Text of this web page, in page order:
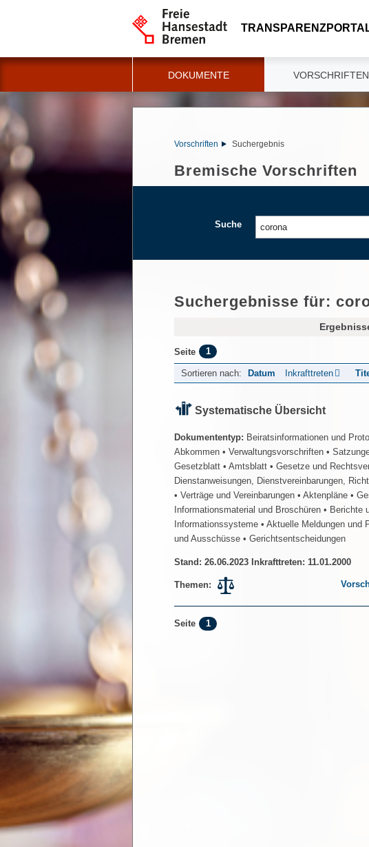
DOKUMENTE VORSCHRIFTEN
Vorschriften Suchergebnis
Bremische Vorschriften
Suche
Suchergebnisse für:
Seite 1
Sortieren nach: Datum Inkrafttreten
Systematische Übersicht
Dokumententyp: Beiratsinformationen und
Abkommen • Verwaltungsvorschriften •
Gesetzblatt • Amtsblatt • Gesetze und
Dienstanweisungen, Dienstvereinbarungen,
• Verträge und Vereinbarungen • Aktenpläne •
Informationsmaterial und Broschüren • Berichte
Informationssysteme • Aktuelle Meldungen und
und Ausschüsse • Gerichtsentscheidungen
Stand: 26.06.2023 Inkrafttreten: 11.01.2000
Themen:
Seite 1